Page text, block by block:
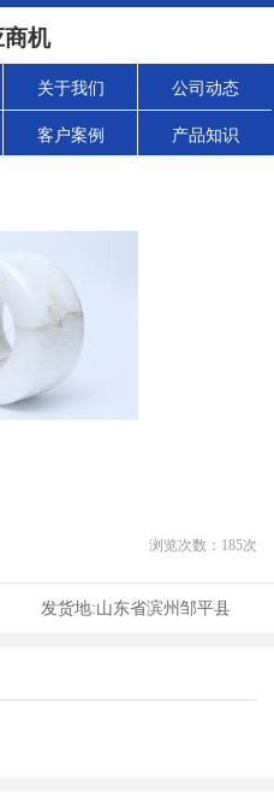
机
关于我们 公司动态
客户案例 产品知识
浏览次数： 185次
发货地:山东省滨州邹平县